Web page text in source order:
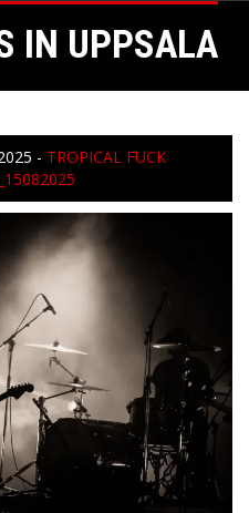
IN UPPSALA
- TROPICAL FUCK